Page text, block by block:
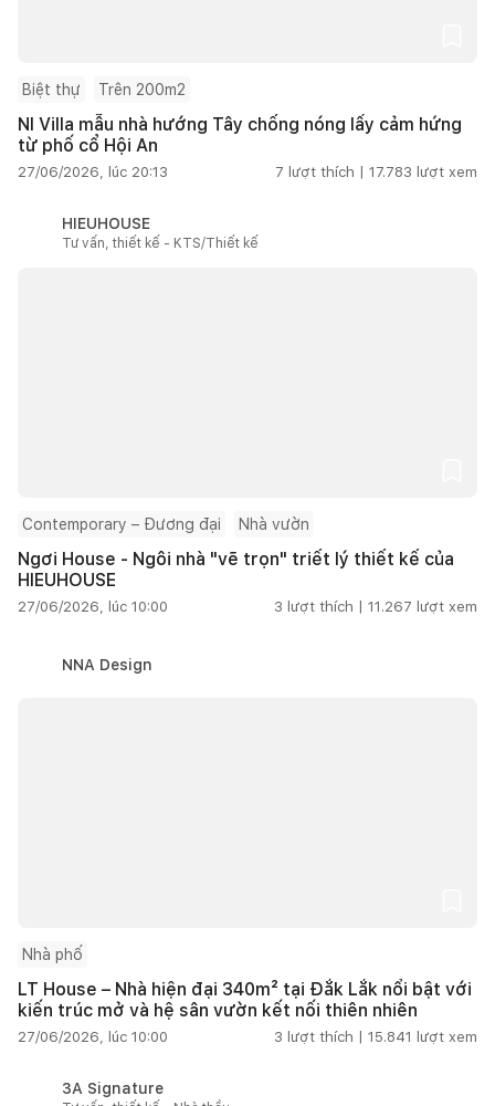
Biệt thự Trên 200m2
NI Villa mẫu nhà hướng Tây chống nóng lấy cảm hứng
từ phố cổ Hội An
27/06/2026, lúc 20:13 7 lượt thích | 17.783 lượt xem
HIEUHOUSE
Tư vấn, thiết kế - KTS/Thiết kế
Contemporary – Đương đại Nhà vườn
Ngơi House - Ngôi nhà "vẽ trọn" triết lý thiết kế của
HIEUHOUSE
27/06/2026, lúc 10:00 3 lượt thích | 11.267 lượt xem
NNA Design
Nhà phố
LT House – Nhà hiện đại 340m² tại Đắk Lắk nổi bật với
kiến trúc mở và hệ sân vườn kết nối thiên nhiên
27/06/2026, lúc 10:00 3 lượt thích | 15.841 lượt xem
3A Signature